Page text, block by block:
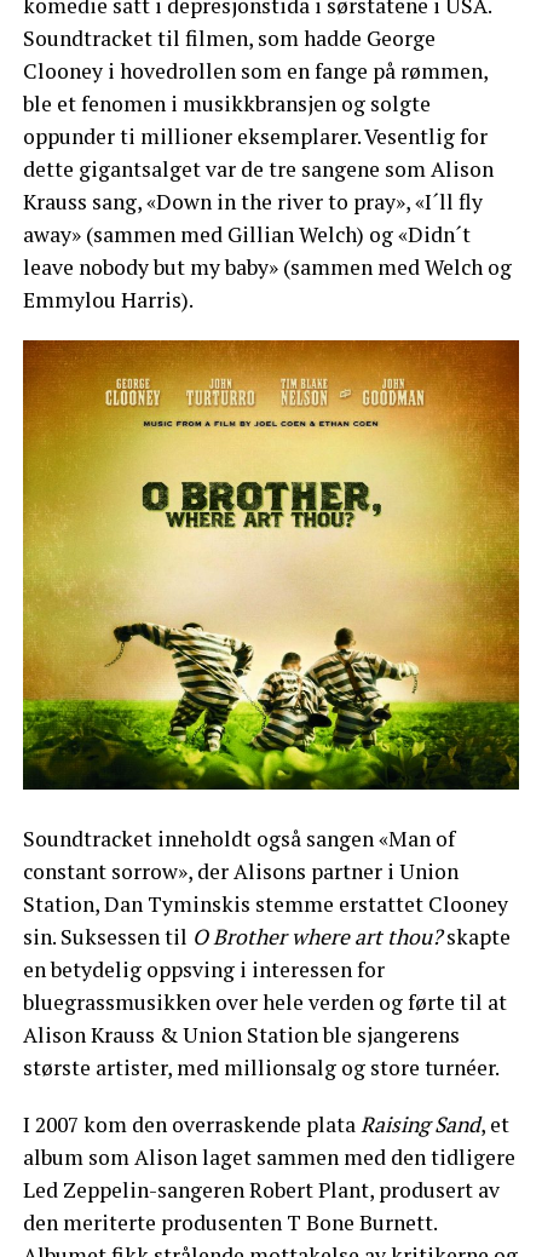
komedie satt i depresjonstida i sørstatene i USA.
Soundtracket til filmen, som hadde George
Clooney i hovedrollen som en fange på rømmen,
ble et fenomen i musikkbransjen og solgte
oppunder ti millioner eksemplarer. Vesentlig for
dette gigantsalget var de tre sangene som Alison
Krauss sang, «Down in the river to pray», «I´ll fly
away» (sammen med Gillian Welch) og «Didn´t
leave nobody but my baby» (sammen med Welch og
Emmylou Harris).
Soundtracket inneholdt også sangen «Man of
constant sorrow», der Alisons partner i Union
Station, Dan Tyminskis stemme erstattet Clooney
sin. Suksessen til O Brother where art thou?skapte
en betydelig oppsving i interessen for
bluegrassmusikken over hele verden og førte til at
Alison Krauss & Union Station ble sjangerens
største artister, med millionsalg og store turnéer.
I 2007 kom den overraskende plataRaising Sand, et
album som Alison laget sammen med den tidligere
Led Zeppelin-sangeren Robert Plant, produsert av
den meriterte produsenten T Bone Burnett.